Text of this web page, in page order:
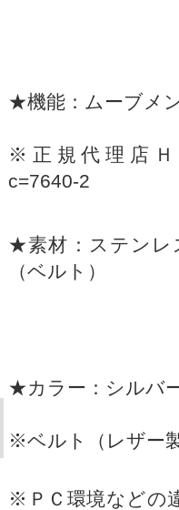
★機能：ムーブメ
※正規代理店Ｈ
c=7640-2
★素材：ステンレ
（ベルト）
★カラー：シルバ
※ベルト（レザー
※ＰＣ環境などの